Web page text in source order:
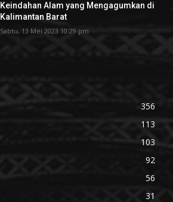
Keindahan Alam yang Mengagumkan di
Kalimantan Barat
Sabtu, 13 Mei 2023 10:29 pm
356
113
103
92
56
31